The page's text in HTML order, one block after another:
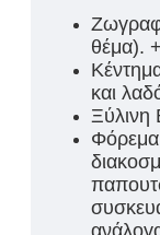
θέμα).
και
Φόρεμα